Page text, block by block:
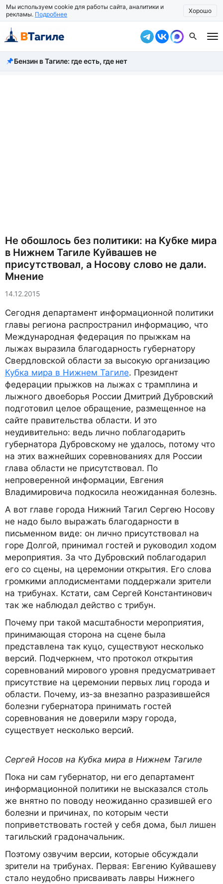
Мы используем cookie для работы сайта, аналитики и
рекламы. Подробнее Хорошо
Все новости
Бензин в Тагиле: где есть, где нет
Не обошлось без политики: на Кубке мира
в Нижнем Тагиле Куйвашев не
присутствовал, а Носову слово не дали.
Мнение
14.12.2015
Сегодня департамент информационной политики
главы региона распространил информацию, что
Международная федерация по прыжкам на
лыжах выразила благодарность губернатору
Свердловской области за высокую организацию
Кубка мира в Нижнем Тагиле. Президент
федерации прыжков на лыжах с трамплина и
лыжного двоеборья России Дмитрий Дубровский
подготовил целое обращение, размещенное на
сайте правительства области. И это
неудивительно: ведь лично поблагодарить
губернатора Дубровскому не удалось, потому что
на этих важнейших соревнованиях для России
глава области не присутствовал. По
непроверенной информации, Евгения
Владимировича подкосила неожиданная болезнь.
А вот главе города Нижний Тагил Сергею Носову
не надо было выражать благодарности в
письменном виде: он лично присутствовал на
горе Долгой, принимал гостей и руководил ходом
мероприятия. За что Дубровский поблагодарил
его со сцены, на церемонии открытия. Его слова
громкими аплодисментами поддержали зрители
на трибунах. Кстати, сам Сергей Константинович
так же наблюдал действо с трибун.
Почему при такой масштабности мероприятия,
принимающая сторона на сцене была
представлена так куцо, существуют несколько
версий. Подчеркнем, что протокол открытия
соревнований мирового уровня предусматривает
присутствие на церемонии первых лиц города и
области. Почему, из-за внезапно разразившейся
болезни губернатора принимать гостей
соревнования не доверили мэру города,
существует несколько версий.
Сергей Носов на Кубка мира в Нижнем Тагиле
Пока ни сам губернатор, ни его департамент
информационной политики не высказался столь
же внятно по поводу неожиданно сразившей его
болезни и причинах, по которым чести
поприветствовать гостей у себя дома, был лишен
тагильский градоначальник.
Поэтому озвучим версии, которые обсуждали
зрители на трибунах. Первая: Евгению Куйвашеву
стало неудобно присваивать лавры Нижнего